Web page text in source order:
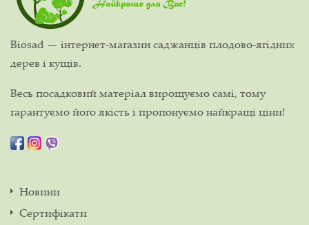
Biosad — інтернет-магазин саджанців плодово-ягідних
дерев і кущів.
Весь посадковий матеріал вирощуємо самі, тому
гарантуємо його якість і пропонуємо найкращі ціни!
Новини
Сертифікати